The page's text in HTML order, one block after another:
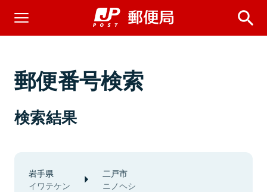
郵便番号検索
検索結果
岩手県
イワテケン
二戸市
ニノヘシ